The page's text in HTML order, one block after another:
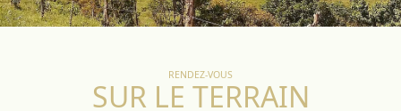
RENDEZ-VOUS
SUR LE TERRAIN